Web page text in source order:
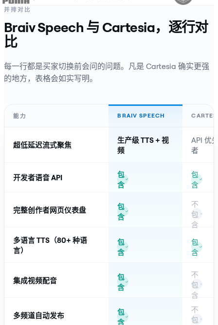
并排对比
Braiv Speech 与 Cartesia，逐行对
比
每一行都是买家切换前会问的问题。凡是 Cartesia 确实更强
的地方，表格会如实写明。
能力 BRAIV SPEECH
超低延迟流式聚焦
生产级 TTS + 视
频
API 优
者
开发者语音 API
包
含
包
含
完整创作者网页仪表盘
包
含
不
包
含
多语言 TTS（80+ 种语
言）
包
含
包
含
集成视频配音
包
含
不
包
含
多频道自动发布
包
含
不
包